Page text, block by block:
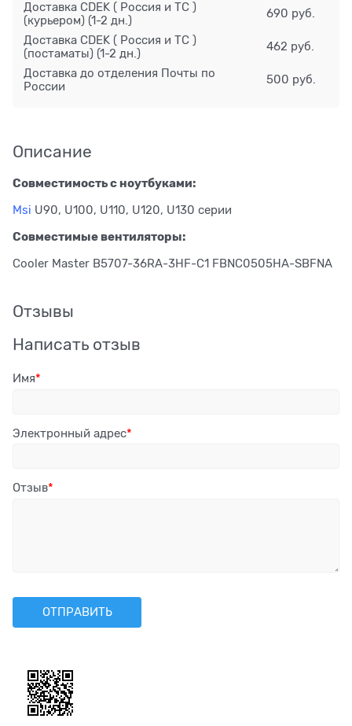
Доставка CDEK ( Россия и ТС )
(курьером) (1-2 дн.)
690 руб.
Доставка CDEK ( Россия и ТС )
(постаматы) (1-2 дн.)
462 руб.
Доставка до отделения Почты по
России
500 руб.
Описание
Совместимость с ноутбуками:
Msi U90, U100, U110, U120, U130 серии
Совместимые вентиляторы:
Cooler Master B5707-36RA-3HF-C1 FBNC0505HA-SBFNA
Отзывы
Написать отзыв
Имя
Электронный адрес
Отзыв